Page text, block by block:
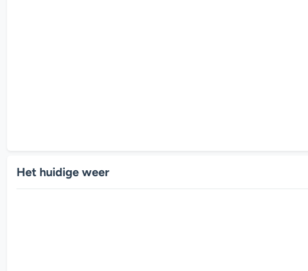
Het huidige weer